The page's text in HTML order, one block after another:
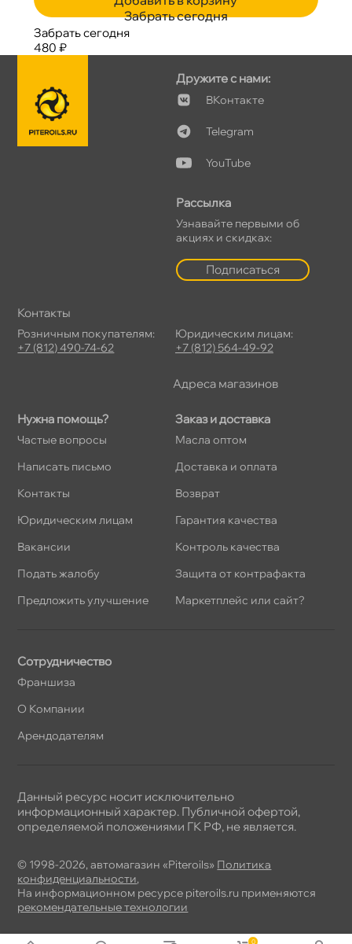
Забрать сегодня
Забрать сегодня
480 ₽
Нужна помощь?
Частые вопросы
Написать письмо
Контакты
Юридическим лицам
акансии
Подать жалобу
Предложить улучшение
Заказ и доставка
Масла оптом
Доставка и оплата
озврат
Гарантия качества
Контроль качества
Защита от контрафакта
Маркетплейс или сайт?
Дружите с нами:
Контакте
Telegram
YouTube
Рассылка
Узнавайте первыми о
акциях и скидках:
Подписаться
Сотрудничество
Франшиза
О Компании
Арендодателям
Контакты
Розничным покупателям:
+7 (812) 490-74-62
Юридическим лицам:
+7 (812) 564-49-92
Адреса магазино
© 1998-2026, автомагазин «Piteroils» Политика
конфиденциальности,
На информационном ресурсе piteroils.ru применяются
рекомендательные технологии
Данный ресурс носит исключительно
информационный характер. Публичной офертой,
определяемой положениями ГК РФ, не является.
0